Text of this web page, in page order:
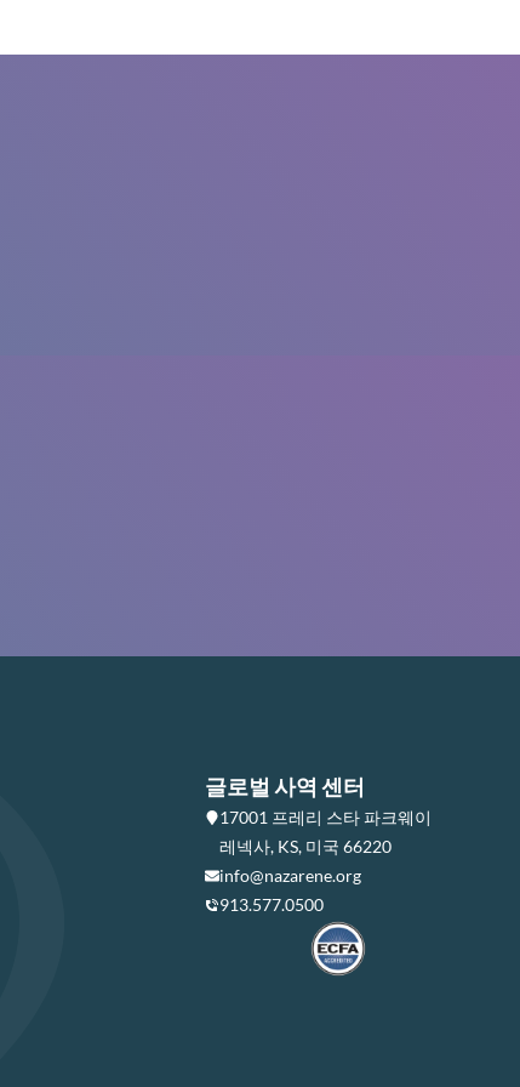
글로벌 사역 센터
17001 프레리 스타 파크웨이
레넥사, KS, 미국 66220
info@nazarene.org
913.577.0500